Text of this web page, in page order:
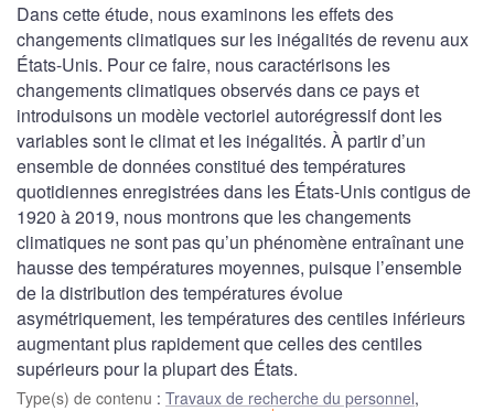
Dans cette étude, nous examinons les effets des
changements climatiques sur les inégalités de revenu aux
États-Unis. Pour ce faire, nous caractérisons les
changements climatiques observés dans ce pays et
introduisons un modèle vectoriel autorégressif dont les
variables sont le climat et les inégalités. À partir d’un
ensemble de données constitué des températures
quotidiennes enregistrées dans les États-Unis contigus de
1920 à 2019, nous montrons que les changements
climatiques ne sont pas qu’un phénomène entraînant une
hausse des températures moyennes, puisque l’ensemble
de la distribution des températures évolue
asymétriquement, les températures des centiles inférieurs
augmentant plus rapidement que celles des centiles
supérieurs pour la plupart des États.
Type(s) de contenu : Travaux de recherche du personnel,